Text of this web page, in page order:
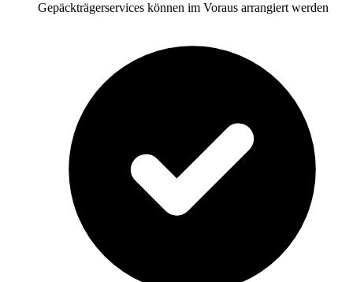
Gepäckträgerservices können im Voraus arrangiert werden